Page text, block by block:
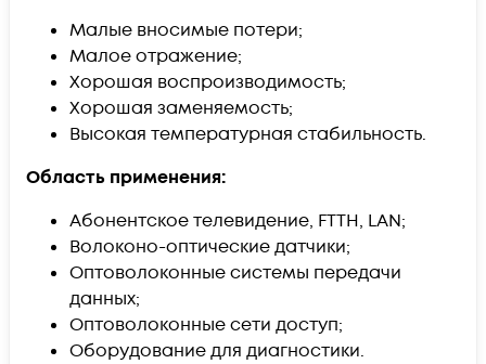
Малые вносимые потери;
Малое отражение;
Хорошая воспроизводимость;
Хорошая заменяемость;
Высокая температурная стабильность.
Область применения:
Абонентское телевидение, FTTH, LAN;
Волоконо-оптические датчики;
Оптоволоконные системы передачи
данных;
Оптоволоконные сети доступ;
Оборудование для диагностики.